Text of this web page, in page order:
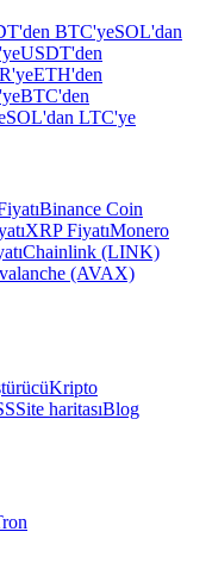
BTC'yeSOL'dan
USDT'den
ETH'den
BTC'den
SOL'dan LTC'ye
Binance Coin
XRP FiyatıMonero
Chainlink (LINK)
(AVAX)
Kripto
Site haritasıBlog